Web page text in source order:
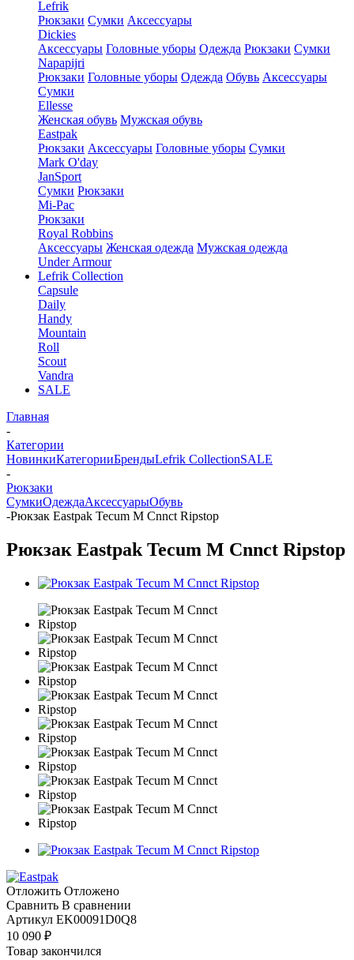
Lefrik
Рюкзаки Сумки Аксессуары
Dickies
Аксессуары Головные уборы Одежда Рюкзаки Сумки
Napapijri
Рюкзаки Головные уборы Одежда Обувь Аксессуары
Сумки
Ellesse
Женская обувь Мужская обувь
Eastpak
Рюкзаки Аксессуары Головные уборы Сумки
Mark O'day
JanSport
Сумки Рюкзаки
Mi-Pac
Рюкзаки
Royal Robbins
Аксессуары Женская одежда Мужская одежда
Under Armour
Lefrik Collection
Capsule
Daily
Handy
Mountain
Roll
Scout
Vandra
SALE
Главная
-
Категории
НовинкиКатегорииБрендыLefrik CollectionSALE
-
Рюкзаки
СумкиОдеждаАксессуарыОбувь
-Рюкзак Eastpak Tecum M Cnnct Ripstop
Рюкзак Eastpak Tecum M Cnnct Ripstop
Отложить Отложено
Сравнить В сравнении
Артикул EK00091D0Q8
10 090 ₽
Товар закончился